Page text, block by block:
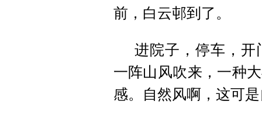
前，白云邨到了。
进院子，停车，开
一阵山风吹来，一种
感。自然风啊，这可